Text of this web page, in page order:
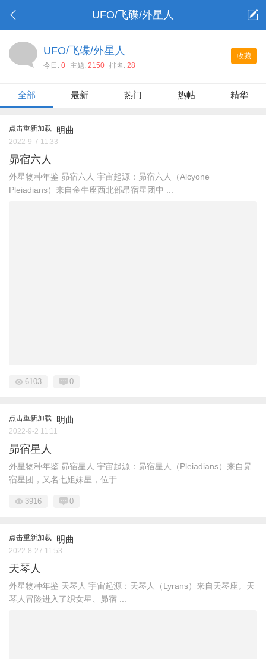
UFO/飞碟/外星人
收藏
UFO/飞碟/外星人
今日: 0 主题: 2150 排名: 28
全部 最新 热门 热帖 精华
点击重新加载 明曲
2022-9-7 11:33
昴宿六人
外星物种年鉴 昴宿六人 宇宙起源：昴宿六人（Alcyone
Pleiadians）来自金牛座西北部昂宿星团中 ...
6103 0
点击重新加载 明曲
2022-9-2 11:11
昴宿星人
外星物种年鉴 昴宿星人 宇宙起源：昴宿星人（Pleiadians）来自昴
宿星团，又名七姐妹星，位于 ...
3916 0
点击重新加载 明曲
2022-8-27 11:53
天琴人
外星物种年鉴 天琴人 宇宙起源：天琴人（Lyrans）来自天琴座。天
琴人冒险进入了织女星、昴宿 ...